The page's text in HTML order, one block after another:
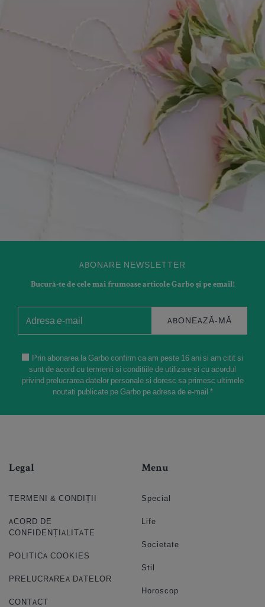
ABONARE NEWSLETTER
Bucură-te de cele mai frumoase articole Garbo și pe email!
ABONEAZĂ-MĂ
Prin abonarea la Garbo confirm ca am peste 16 ani si am citit si
sunt de acord cu termenii si conditiile de utilizare si cu acordul
privind prelucrarea datelor personale si doresc sa primesc ultimele
noutati publicate pe Garbo pe adresa de e-mail *
Legal
TERMENI & CONDIȚII
ACORD DE
CONFIDENȚIALITATE
POLITICA COOKIES
PRELUCRAREA DATELOR
CONTACT
Menu
Special
Life
Societate
Stil
Horoscop